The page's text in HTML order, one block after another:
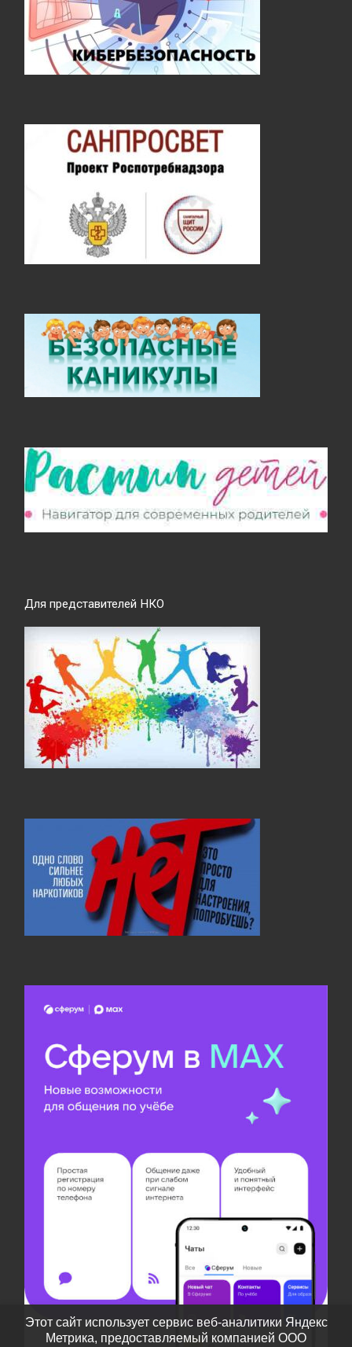
Для представителей НКО
Этот сайт использует сервис веб-аналитики Яндекс
Метрика, предоставляемый компанией ООО